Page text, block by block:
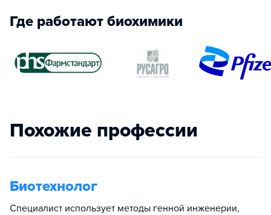
Где работают биохимики
Похожие профессии
Биотехнолог
Специалист использует методы генной инженерии,